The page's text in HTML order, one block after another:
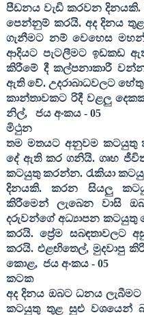
පීඩනය වැඩි කරවන දිනයකි.
පෙන්නුම් කරයි. අද දිනය
ගැනීමට නම් වෙහෙස
ආදියට පැටලීමට ඉඩකඩ
කිරීමේ දී කල්පනාකාරී වන්න.
ඇති වේ. උදරාබාධවලට
කාන්තාවකට රිදී වළලු
නිල්, ජය අංකය - 05
මිථුන
තම මතයට අනුවම කටයුතු
දේ ඇති කර ගනියි. ගෘහ
කටයුතු කරන්න. රැකියා
දිනයකි. කරන සියලු
කිරීමෙන් ලැබෙන වාසි
දරුවන්ගේ අධ්‍යාපන කටයුතු
කරයි. ප්‍රේම සබඳතාවලට
කරයි. එළඟිතෙල්,මුදවාපු
කොළ, ජය අංකය - 05
කටක
අද දිනය ඔබට ධනය
කටයුතු තුළ සුළු වශයෙන්